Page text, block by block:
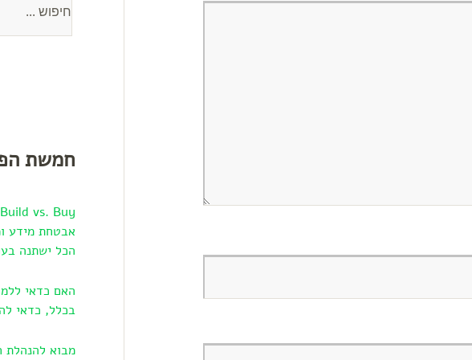
חמשת
אבטחת מידע
הכל ישתנה
האם כדאי
בכלל, כדאי
מבוא להנהלת